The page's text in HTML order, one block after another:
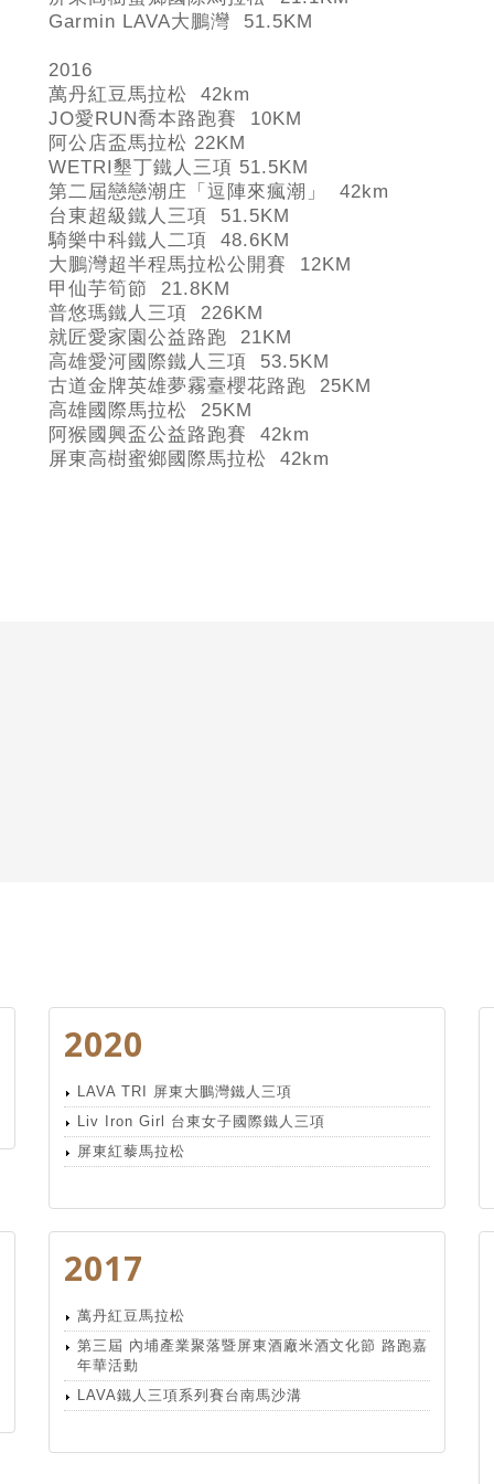
Garmin LAVA大鵬灣 51.5KM
2016
萬丹紅豆馬拉松 42km
JO愛RUN喬本路跑賽 10KM
阿公店盃馬拉松 22KM
WETRI墾丁鐵人三項 51.5KM
第二屆戀戀潮庄「逗陣來瘋潮」 42km
台東超級鐵人三項 51.5KM
騎樂中科鐵人二項 48.6KM
大鵬灣超半程馬拉松公開賽 12KM
甲仙芋筍節 21.8KM
普悠瑪鐵人三項 226KM
就匠愛家園公益路跑 21KM
高雄愛河國際鐵人三項 53.5KM
古道金牌英雄夢霧臺櫻花路跑 25KM
高雄國際馬拉松 25KM
阿猴國興盃公益路跑賽 42km
屏東高樹蜜鄉國際馬拉松 42km
2020
LAVA TRI 屏東大鵬灣鐵人三項
Liv Iron Girl 台東女子國際鐵人三項
屏東紅藜馬拉松
2017
萬丹紅豆馬拉松
第三屆 內埔產業聚落暨屏東酒廠米酒文化節 路跑嘉
年華活動
LAVA鐵人三項系列賽台南馬沙溝